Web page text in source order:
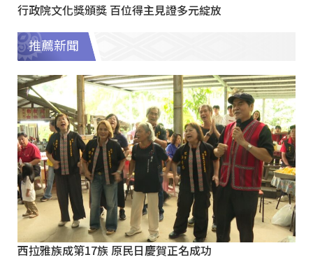
行政院文化獎頒獎 百位得主見證多元綻放
推薦新聞
西拉雅族成第17族 原民日慶賀正名成功